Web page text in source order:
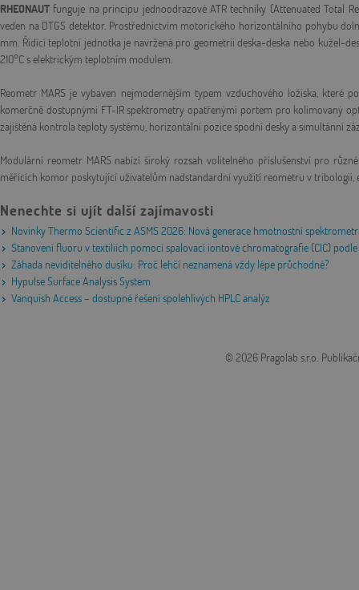
RHEONAUT funguje na principu jednoodrazové ATR techniky (Attenuated Total
veden na DTGS detektor. Prostřednictvím motorického horizontálního pohybu
mm. Řídící teplotní jednotka je navržená pro geometrii deska-deska nebo kužel-
210°C s elektrickým teplotním modulem.
Reometr MARS je vybaven nejmodernějším typem vzduchového ložiska, které
komerčně dostupnými FT-IR spektrometry opatřenými portem pro kolimovaný
zajištěná kontrola teploty systému, horizontální pozice spodní desky a simultánní
Modulární reometr MARS nabízí široký rozsah volitelného příslušenství pro
měřících komor poskytující uživatelům nadstandardní využití reometru v
Nenechte si ujít další zajímavosti
Novinky Thermo Scientific z ASMS 2026: Nová generace hmotnostní
Stanovení fluoru v textiliích pomocí spalovací iontové chromatografie (CIC)
Záhada neviditelného dusíku: Proč lehčí neznamená vždy lépe průchodné?
Hypulse Surface Analysis System
Vanquish Access – dostupné řešení spolehlivých HPLC analýz
© 2026 Pragolab s.r.o.